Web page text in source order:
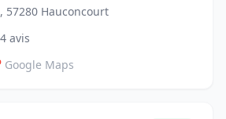
57280 Hauconcourt
4 avis
Google Maps